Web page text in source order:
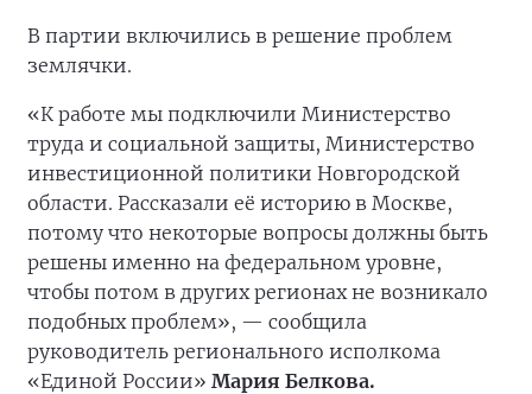
В партии включились в решение проблем
землячки.
«К работе мы подключили Министерство
труда и социальной защиты, Министерство
инвестиционной политики Новгородской
области. Рассказали её историю в Москве,
потому что некоторые вопросы должны быть
решены именно на федеральном уровне,
чтобы потом в других регионах не возникало
подобных проблем», — сообщила
руководитель регионального исполкома
«Единой России» Мария Белкова.